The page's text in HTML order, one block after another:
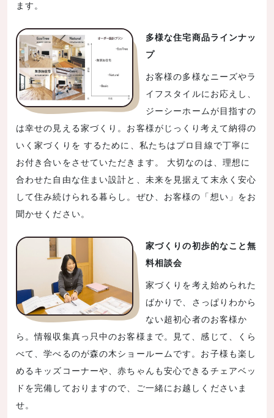
ます。
多様な住宅商品ラインナッ
プ
お客様の多様なニーズやラ
イフスタイルにお応えし、
ジーシーホームが目指すの
は幸せの見える家づくり。お客様がじっくり考えて納得の
いく家づくりを するために、私たちはプロ目線で丁寧に
お付き合いをさせていただきます。 大切なのは、理想に
合わせた自由な住まい設計と、未来を見据えて末永く安心
して住み続けられる暮らし。ぜひ、お客様の「想い」をお
聞かせください。
家づくりの初歩的なこと無
料相談会
家づくりを考え始められた
ばかりで、さっぱりわから
ない超初心者のお客様か
ら。情報収集真っ只中のお客様まで。見て、感じて、くら
べて、学べるのが森の木ショールームです。お子様も楽し
めるキッズコーナーや、赤ちゃんも安心できるチェアベッ
ドを完備しておりますので、ご一緒にお越しくださいま
せ。